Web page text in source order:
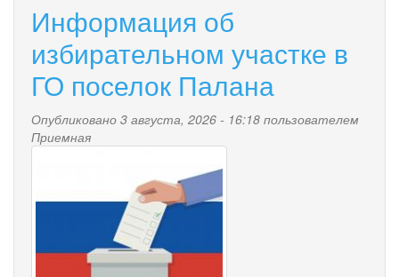
действий
инвалидностью
быстрее
получать
набор
социальных
Информация об
избирательном участке в
ГО поселок Палана
Опубликовано 3 августа, 2026 - 16:18 пользователем
Приемная
election-
concept-
hand-